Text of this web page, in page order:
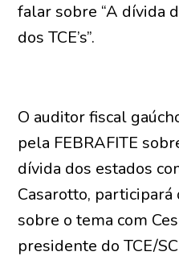
falar sobre “A dívida
dos TCE’s”.
O auditor fiscal
pela FEBRAFITE
dívida dos estados
Casarotto, participará
sobre o tema com
presidente do TCE/